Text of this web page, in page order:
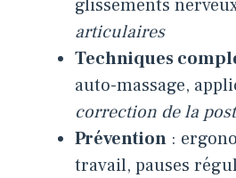
glissements
articulaires
Techniques
auto-massage,
correction de la
Prévention :
travail, pauses